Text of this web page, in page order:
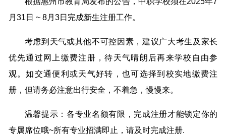
月31日 ~ 8月3日完成新生注册工作。
考虑到天气或其他不可控因素，建议广大考生及家长
优先通过网上缴费注册，待天气晴朗后再来学校自由参
观。如交通便利或天气好转，也可选择到校实地缴费注
册，但请务必注意出行安全，不着急，慢慢来。
温馨提示：各专业名额有限，完成注册才能锁定你的
专属席位哦~所有专业招满即止，请及时完成注册.